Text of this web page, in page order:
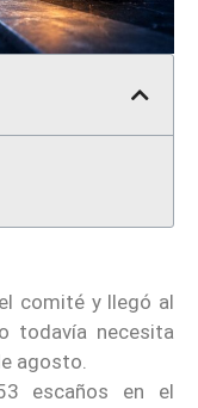
comité y llegó al
todavía necesita
agosto.
escaños en el